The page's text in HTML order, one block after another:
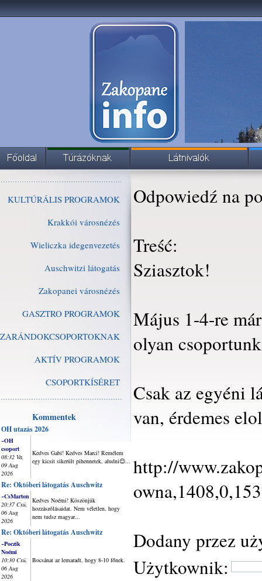
KULTÚRÁLIS PROGRAMOK
Krakkói városnézés
Wieliczka idegenvezetés
Auschwitzi látogatás
Zakopanei városnézés
GASZTRO PROGRAMOK
ZARÁNDOKCSOPORTOKNAK
AKTÍV PROGRAMOK
CSOPORTKÍSÉRET
Kommentek
OH utazás 2026
~OH
csoport
08:32 Va,
09 Aug
2026
Kedves Gabi! Kedves Marci! Remélem
egy kicsit sikerült pihennetek, aludni😊...
Re: Októberi látogatás Auschwitz
~CsMarton
20:37 Csü,
06 Aug
2026
Kedves Noémi! Köszönjük
hozzászólásaidat. Nem véletlen, hogy
nem tudsz magyar...
Re: Októberi látogatás Auschwitz
~Poczik
Noémi
10:30 Csü,
06 Aug
2026
Bocsánat az lemaradt, hogy 8-10 főnek.
Odpowiedź na
Treść:
Sziasztok!
Május 1-4-re
olyan
Csak az egyéni
van, érdemes
http://
Dodany przez
Użytkownik: